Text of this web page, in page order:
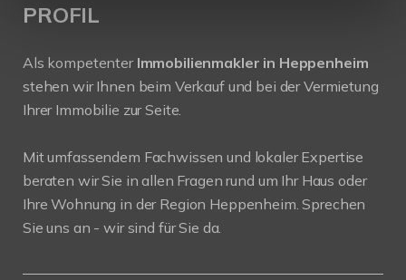
PROFIL
Als kompetenter Immobilienmakler in Heppenheim
stehen wir Ihnen beim Verkauf und bei der Vermietung
Ihrer Immobilie zur Seite.
Mit umfassendem Fachwissen und lokaler Expertise
beraten wir Sie in allen Fragen rund um Ihr Haus oder
Ihre Wohnung in der Region Heppenheim. Sprechen
Sie uns an - wir sind für Sie da.